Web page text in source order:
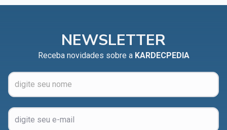
NEWSLETTER
Receba novidades sobre a KARDECPEDIA